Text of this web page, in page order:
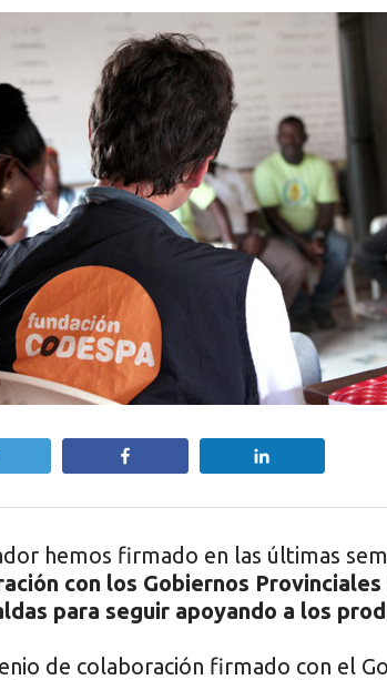
hemos firmado en las últimas
con los Gobiernos
para seguir apoyando a los
de colaboración firmado con el